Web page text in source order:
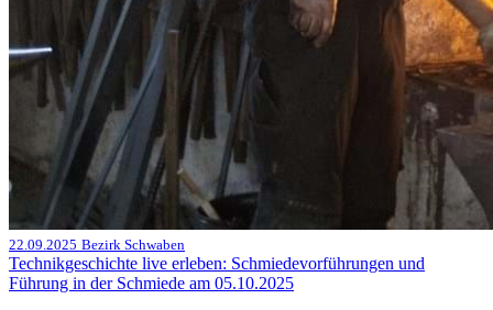
22.09.2025 Bezirk Schwaben
Technikgeschichte live erleben: Schmiedevorführungen und
Führung in der Schmiede am 05.10.2025